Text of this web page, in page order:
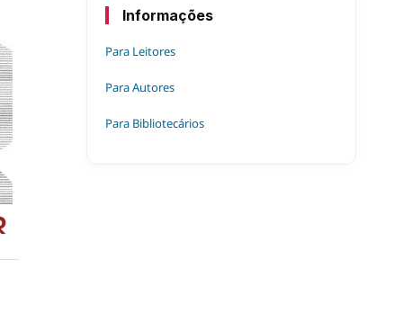
Informações
Para Leitores
Para Autores
Para Bibliotecários